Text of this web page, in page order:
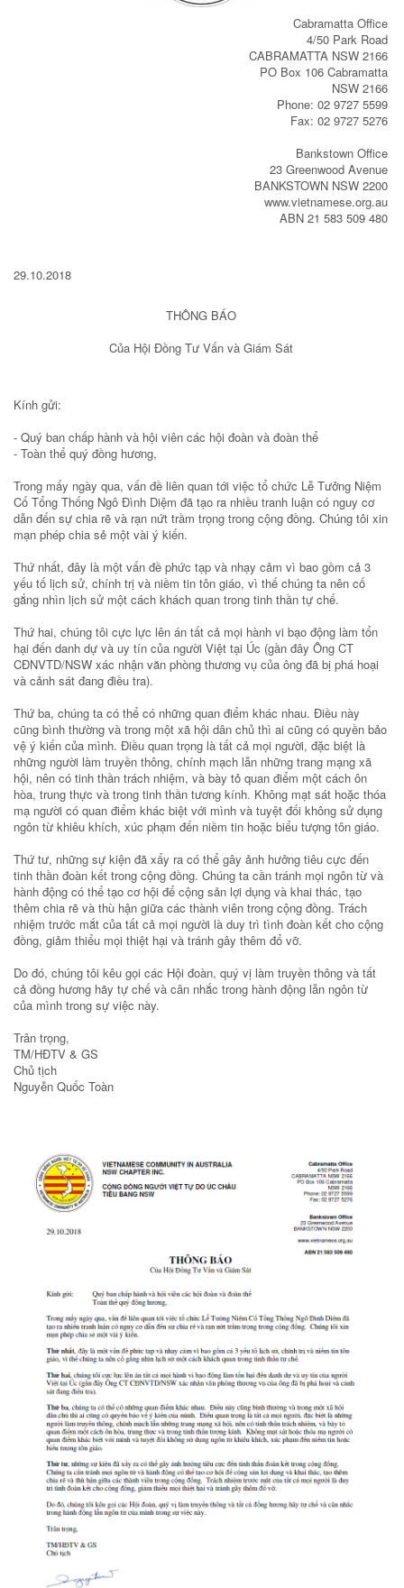
Cabramatta Office
4/50 Park Road
CABRAMATTA NSW 2166
PO Box 106 Cabramatta
NSW 2166
Phone: 02 9727 5599
Fax: 02 9727 5276
Bankstown Office
23 Greenwood Avenue
BANKSTOWN NSW 2200
www.vietnamese.org.au
ABN 21 583 509 480
29.10.2018
THÔNG BÁO
Của Hội Đồng Tư Vấn và Giám Sát
Kính gửi:
- Quý ban chấp hành và hội viên các hội đoàn và đoàn thể
- Toàn thể quý đồng hương,
Trong mấy ngày qua, vấn đề liên quan tới việc tổ chức Lễ Tưởng Niệm
Cố Tổng Thống Ngô Đình Diệm đã tạo ra nhiều tranh luận có nguy cơ
dẫn đến sự chia rẽ và rạn nứt trầm trọng trong cộng đồng. Chúng tôi xin
mạn phép chia sẻ một vài ý kiến.
Thứ nhất, đây là một vấn đề phức tạp và nhạy cảm vì bao gồm cả 3
yếu tố lịch sử, chính trị và niềm tin tôn giáo, vì thế chúng ta nên cố
gắng nhìn lịch sử một cách khách quan trong tinh thần tự chế.
Thứ hai, chúng tôi cực lực lên án tất cả mọi hành vi bạo động làm tổn
hại đến danh dự và uy tín của người Việt tại Úc (gần đây Ông CT
CĐNVTD/NSW xác nhận văn phòng thương vụ của ông đã bị phá hoại
và cảnh sát đang điều tra).
Thứ ba, chúng ta có thể có những quan điểm khác nhau. Điều này
cũng bình thường và trong một xã hội dân chủ thì ai cũng có quyền bảo
vệ ý kiến của mình. Điều quan trọng là tất cả mọi người, đặc biệt là
những người làm truyền thông, chính mạch lẫn những trang mạng xã
hội, nên có tinh thần trách nhiệm, và bày tỏ quan điểm một cách ôn
hòa, trung thực và trong tinh thần tương kính. Không mạt sát hoặc thóa
mạ người có quan điểm khác biệt với mình và tuyệt đối không sử dụng
ngôn từ khiêu khích, xúc phạm đến niềm tin hoặc biểu tượng tôn giáo.
Thứ tư, những sự kiện đã xẩy ra có thể gây ảnh hưởng tiêu cực đến
tinh thần đoàn kết trong cộng đồng. Chúng ta cần tránh mọi ngôn từ và
hành động có thể tạo cơ hội để cộng sản lợi dụng và khai thác, tạo
thêm chia rẽ và thù hận giữa các thành viên trong cộng đồng. Trách
nhiệm trước mắt của tất cả mọi người là duy trì tình đoàn kết cho cộng
đồng, giảm thiểu mọi thiệt hại và tránh gây thêm đổ vỡ.
Do đó, chúng tôi kêu gọi các Hội đoàn, quý vị làm truyền thông và tất
cả đồng hương hãy tự chế và cân nhắc trong hành động lẫn ngôn từ
của mình trong sự việc này.
Trân trọng,
TM/HĐTV & GS
Chủ tịch
Nguyễn Quốc Toàn